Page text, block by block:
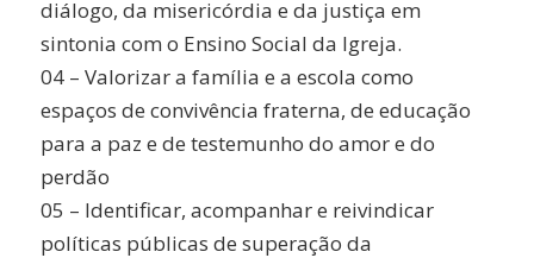
diálogo, da misericórdia e da justiça em
sintonia com o Ensino Social da Igreja.
04 – Valorizar a família e a escola como
espaços de convivência fraterna, de educação
para a paz e de testemunho do amor e do
perdão
05 – Identificar, acompanhar e reivindicar
políticas públicas de superação da